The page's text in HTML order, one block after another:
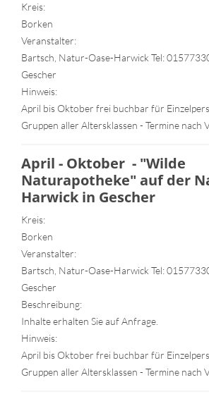
Kreis:
Borken
Veranstalter:
Bartsch, Natur-Oase-Harwick Tel:
Gescher
Hinweis:
April bis Oktober frei buchbar für
Gruppen aller Altersklassen - Termine nach
April - Oktober - "Wilde
Naturapotheke" auf der
Harwick in Gescher
Kreis:
Borken
Veranstalter:
Bartsch, Natur-Oase-Harwick Tel:
Gescher
Beschreibung:
Inhalte erhalten Sie auf Anfrage.
Hinweis:
April bis Oktober frei buchbar für
Gruppen aller Altersklassen - Termine nach